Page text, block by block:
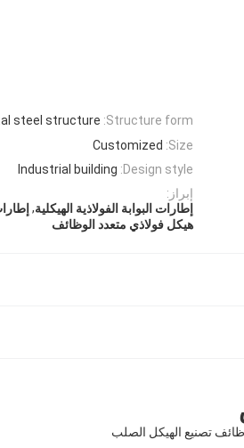
Structure form:
steel structure
Size:
Customized
Design style:
Industrial building
إبراز:
إطارات البوابة الفولاذية الهيكلية,
هيكل فولاذي متعدد الوظائف
تصنيع الهيكل الصلب